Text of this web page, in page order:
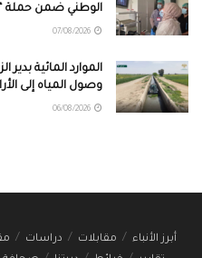
الوطني ضمن حملة
الموارد المائية
وصول المياه إلى
أبرز الأنباء مقابلات دراسات